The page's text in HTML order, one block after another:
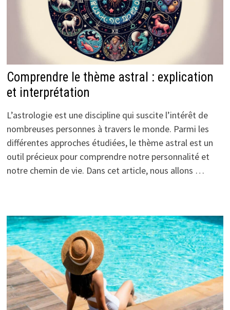
Comprendre le thème astral : explication
et interprétation
L’astrologie est une discipline qui suscite l’intérêt de
nombreuses personnes à travers le monde. Parmi les
différentes approches étudiées, le thème astral est un
outil précieux pour comprendre notre personnalité et
notre chemin de vie. Dans cet article, nous allons …